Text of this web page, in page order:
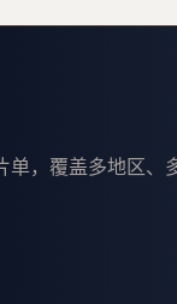
单，覆盖多地区、